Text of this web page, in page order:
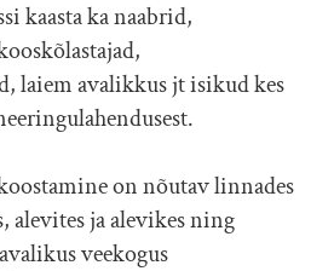
kaasta ka naabrid,
laiem avalikkus jt isikud kes
on nõutav linnades
alevites ja alevikes ning
veekogus